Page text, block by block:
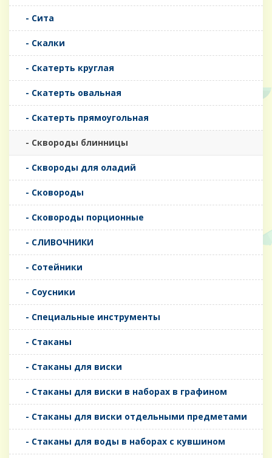
- Сита
- Скалки
- Скатерть круглая
- Скатерть овальная
- Скатерть прямоугольная
- Сквороды блинницы
- Сквороды для оладий
- Сковороды
- Сковороды порционные
- СЛИВОЧНИКИ
- Сотейники
- Соусники
- Специальные инструменты
- Стаканы
- Стаканы для виски
- Стаканы для виски в наборах в графином
- Стаканы для виски отдельными предметами
- Стаканы для воды в наборах с кувшином